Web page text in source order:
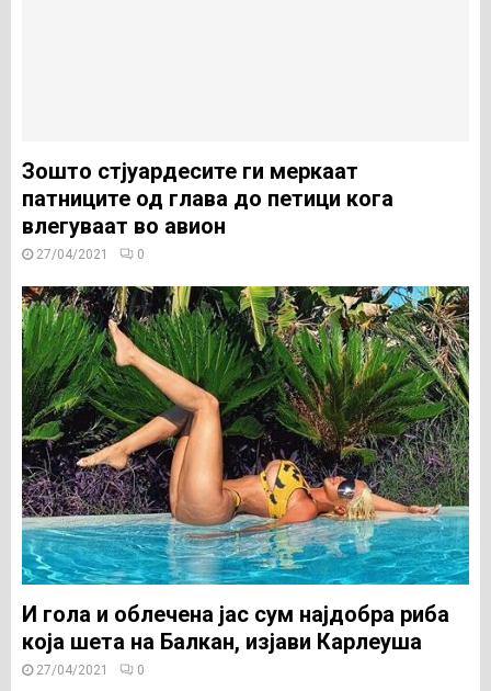
Зошто стјуардесите ги меркаат
патниците од глава до петици кога
влегуваат во авион
27/04/2021 0
И гола и облечена јас сум најдобра риба
која шета на Балкан, изјави Карлеуша
27/04/2021 0